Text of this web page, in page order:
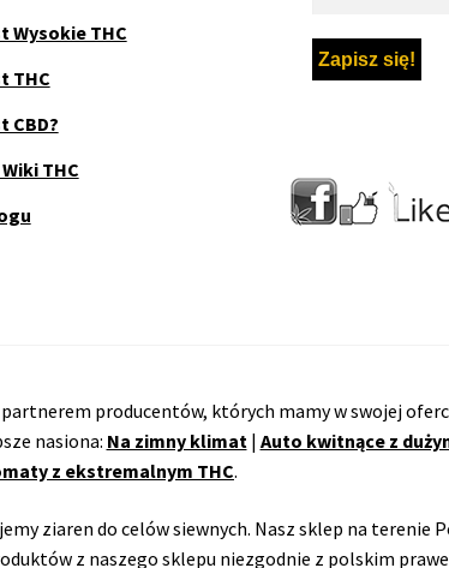
Wysokie THC
THC
CBD?
THC
producentów, których mamy w swojej
nasiona: Na zimny klimat| Auto kwitnące z
z ekstremalnym THC.
ziaren do celów siewnych. Nasz sklep na terenie
z naszego sklepu niezgodnie z polskim